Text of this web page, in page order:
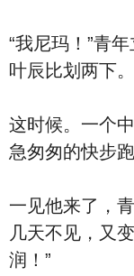
“我尼玛！”青
叶辰比划两下。
这时候。一个
急匆匆的快步跑
一见他来了，
几天不见，又
润！”